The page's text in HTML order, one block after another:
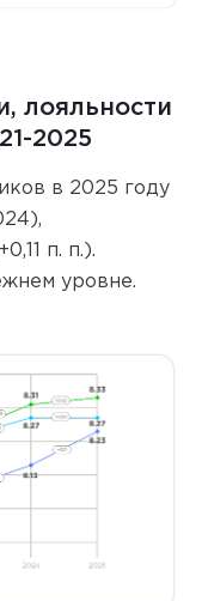
лояльности
2025
в 2025 году
п. п.).
уровне.